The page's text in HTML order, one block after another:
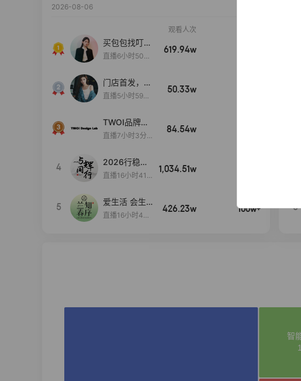
2026-08-06
观看人次
买包包找叮
当,一折购！
直播6小时50分
619.94w
门店首发，秋
款大上新！！
直播5小时59分
50.33w
TWOI品牌直
播间新款上
直播7小时3分5
84.54w
4
2026行稳致
远
直播16小时41
1,034.51w
5
爱生活 会生
活
直播16小时45
426.23w 100w+ 5